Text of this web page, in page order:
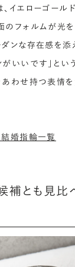
エローゴールド
のフォルムが光
ンな存在感を添
いいです」とい
わせ持つ表情を
結婚指輪一覧
補とも見比